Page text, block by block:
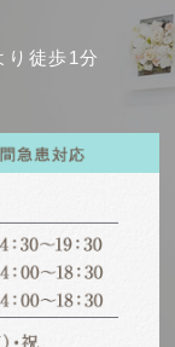
り徒歩1分